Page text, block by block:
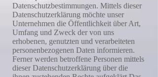
Datenschutzbestimmungen. Mittels dieser
Datenschutzerklärung möchte unser
Unternehmen die Öffentlichkeit über Art,
Umfang und Zweck der von uns
erhobenen, genutzten und verarbeiteten
personenbezogenen Daten informieren.
Ferner werden betroffene Personen mittels
dieser Datenschutzerklärung über die